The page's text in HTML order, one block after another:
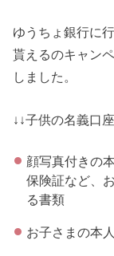
ゆうちょ銀行に
貰えるのキャン
しました。
↓↓子供の名義口
顔写真付きの
保険証など、
る書類
お子さまの本